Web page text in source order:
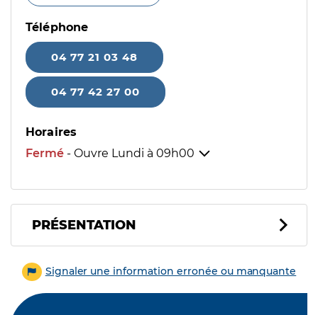
Téléphone
04 77 21 03 48
04 77 42 27 00
Horaires
Fermé - Ouvre Lundi à 09h00
PRÉSENTATION
Signaler une information erronée ou manquante